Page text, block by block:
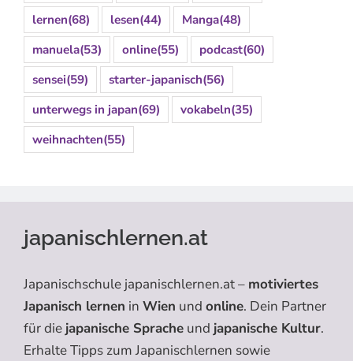
lernen(68) lesen(44) Manga(48)
manuela(53) online(55) podcast(60)
sensei(59) starter-japanisch(56)
unterwegs in japan(69) vokabeln(35)
weihnachten(55)
japanischlernen.at
Japanischschule japanischlernen.at – motiviertes
Japanisch lernen in Wien und online. Dein Partner
für die japanische Sprache und japanische Kultur.
Erhalte Tipps zum Japanischlernen sowie